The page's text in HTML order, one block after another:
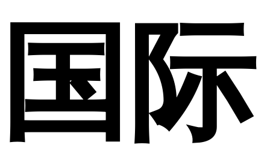
国际